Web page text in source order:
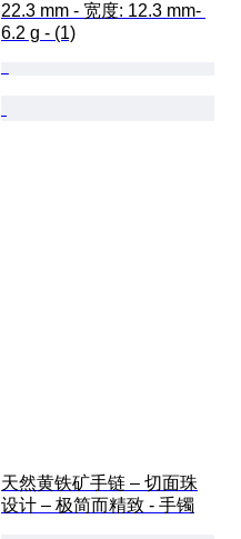
22.3 mm - 宽度: 12.3 mm-
6.2 g - (1)
天然黄铁矿手链 – 切面珠
设计 – 极简而精致 - 手镯